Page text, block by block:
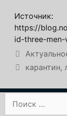
Источник:
https://
id-three-
Рубрики
Метки
карантин,